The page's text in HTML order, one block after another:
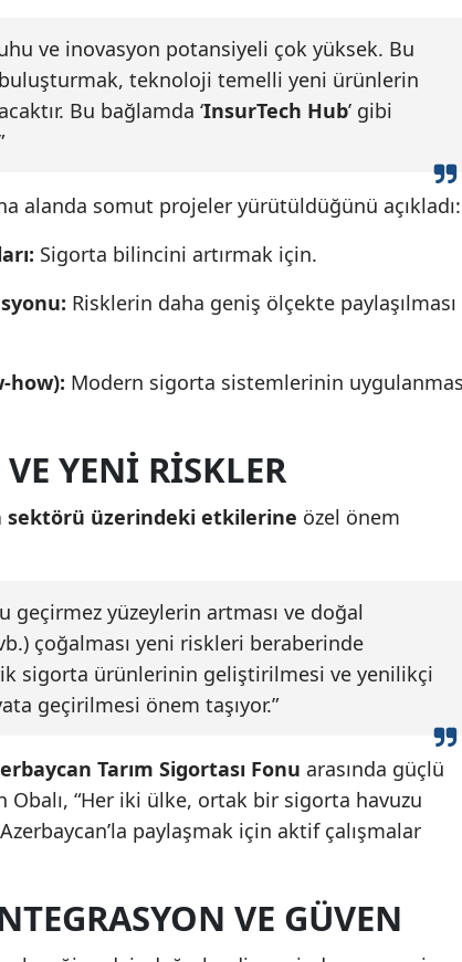
ve inovasyon potansiyeli çok yüksek. Bu
teknoloji temelli yeni ürünlerin
Bu bağlamda ‘InsurTech Hub’ gibi
alanda somut projeler yürütüldüğünü açıkladı:
Sigorta bilincini artırmak için.
Risklerin daha geniş ölçekte paylaşılması
how): Modern sigorta sistemlerinin
YENI RISKLER
üzerindeki etkilerine özel önem
geçirmez yüzeylerin artması ve doğal
çoğalması yeni riskleri beraberinde
sigorta ürünlerinin geliştirilmesi ve yenilikçi
geçirilmesi önem taşıyor.”
Tarım Sigortası Fonu arasında güçlü
“Her iki ülke, ortak bir sigorta havuzu
paylaşmak için aktif çalışmalar
VE GÜVEN